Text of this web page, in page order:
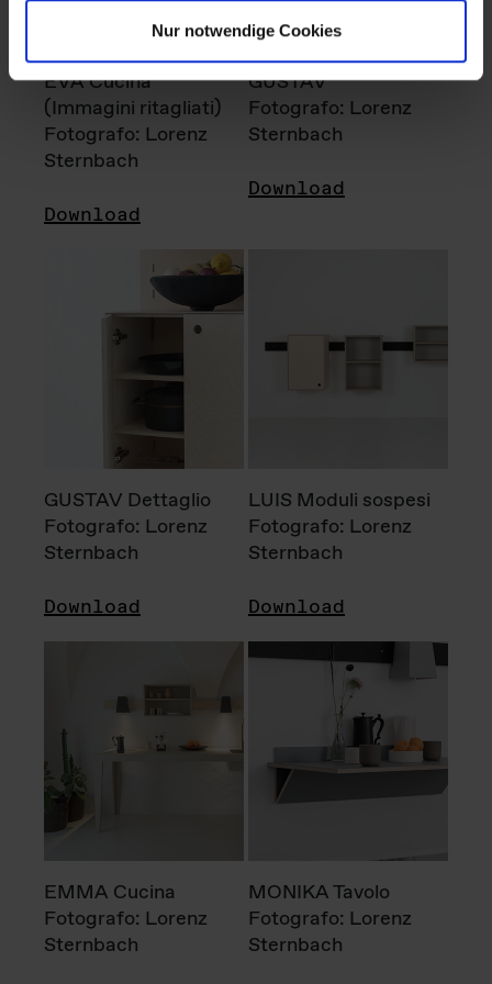
Nur notwendige Cookies
EVA Cucina
(Immagini ritagliati)
Fotografo: Lorenz
Sternbach
Download
GUSTAV
Fotografo: Lorenz
Sternbach
Download
GUSTAV Dettaglio
Fotografo: Lorenz
Sternbach
Download
LUIS Moduli sospesi
Fotografo: Lorenz
Sternbach
Download
EMMA Cucina
Fotografo: Lorenz
Sternbach
MONIKA Tavolo
Fotografo: Lorenz
Sternbach